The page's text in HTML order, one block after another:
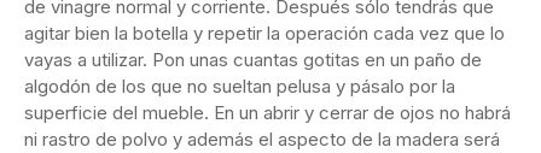
de vinagre normal y corriente. Después sólo tendrás que
agitar bien la botella y repetir la operación cada vez que lo
vayas a utilizar. Pon unas cuantas gotitas en un paño de
algodón de los que no sueltan pelusa y pásalo por la
superficie del mueble. En un abrir y cerrar de ojos no habrá
ni rastro de polvo y además el aspecto de la madera será